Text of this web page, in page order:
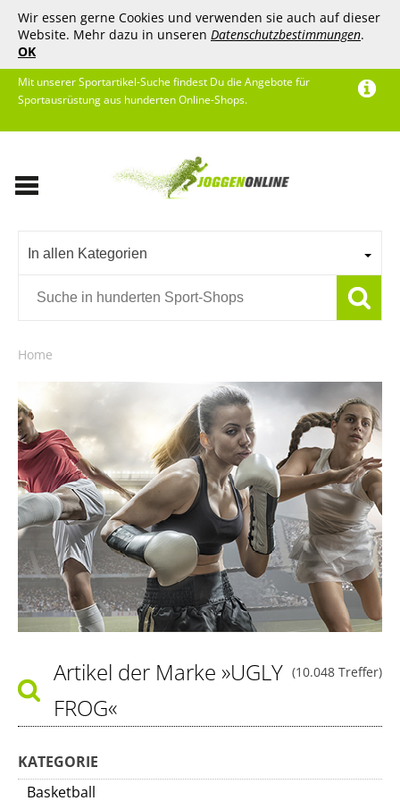
Wir essen gerne Cookies und verwenden sie auch auf dieser
Website. Mehr dazu in unseren Datenschutzbestimmungen.
OK
Mit unserer Sportartikel-Suche findest Du die Angebote für
Sportausrüstung aus hunderten Online-Shops.
In allen Kategorien
Home
(10.048 Treffer)
Artikel der Marke »UGLY
FROG«
KATEGORIE
Basketball